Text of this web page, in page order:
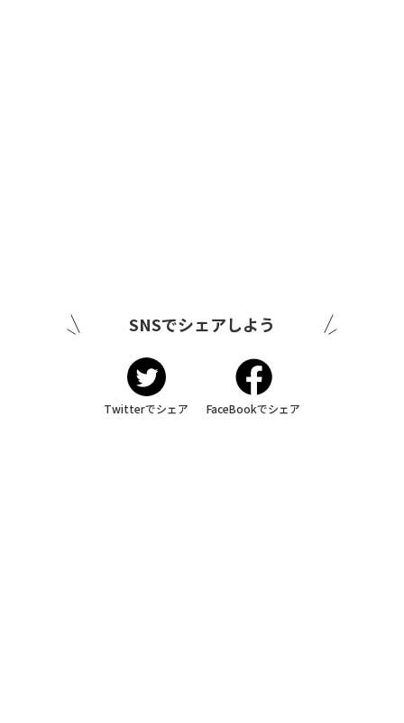
SNSでシェアしよう
Twitterでシェア FaceBookでシェア